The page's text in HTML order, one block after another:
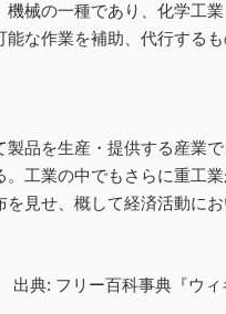
械の一種であり、化学工
な作業を補助、代行する
品を生産・提供する産業
工業の中でもさらに重工業
見せ、概して経済活動に
出典: フリー百科事典『ウィ